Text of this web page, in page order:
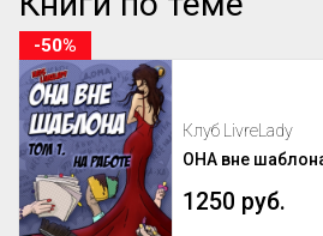
Клуб LivreLady
ОНА вне
1250 руб.
-50%